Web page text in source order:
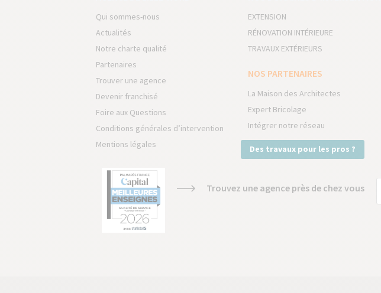
Qui sommes-nous
Actualités
Notre charte qualité
Partenaires
Trouver une agence
Devenir franchisé
Foire aux Questions
Conditions générales d’intervention
Mentions légales
EXTENSION
RÉNOVATION INTÉRIEURE
TRAVAUX EXTÉRIEURS
NOS PARTENAIRES
La Maison des Architectes
Expert Bricolage
Intégrer notre réseau
Des travaux pour les pros ?
Trouvez une agence près de chez vous